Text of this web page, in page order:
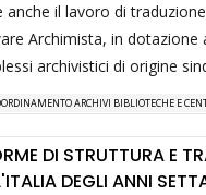
il lavoro di
Archimista, in dotazione
archivistici di origine
ARCHIVI BIBLIOTECHE E
DI STRUTTURA E
DEGLI ANNI